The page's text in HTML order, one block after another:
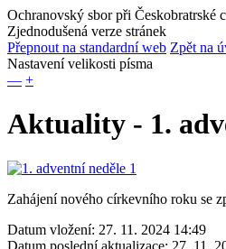
Ochranovský sbor při Českobratrské
Zjednodušená verze stránek
Přepnout na standardní web Zpět na
Nastavení velikosti písma
— +
Aktuality - 1.
Zahájení nového církevního roku se
Datum vložení: 27. 11. 2024 14:49
Datum poslední aktualizace: 27. 11.